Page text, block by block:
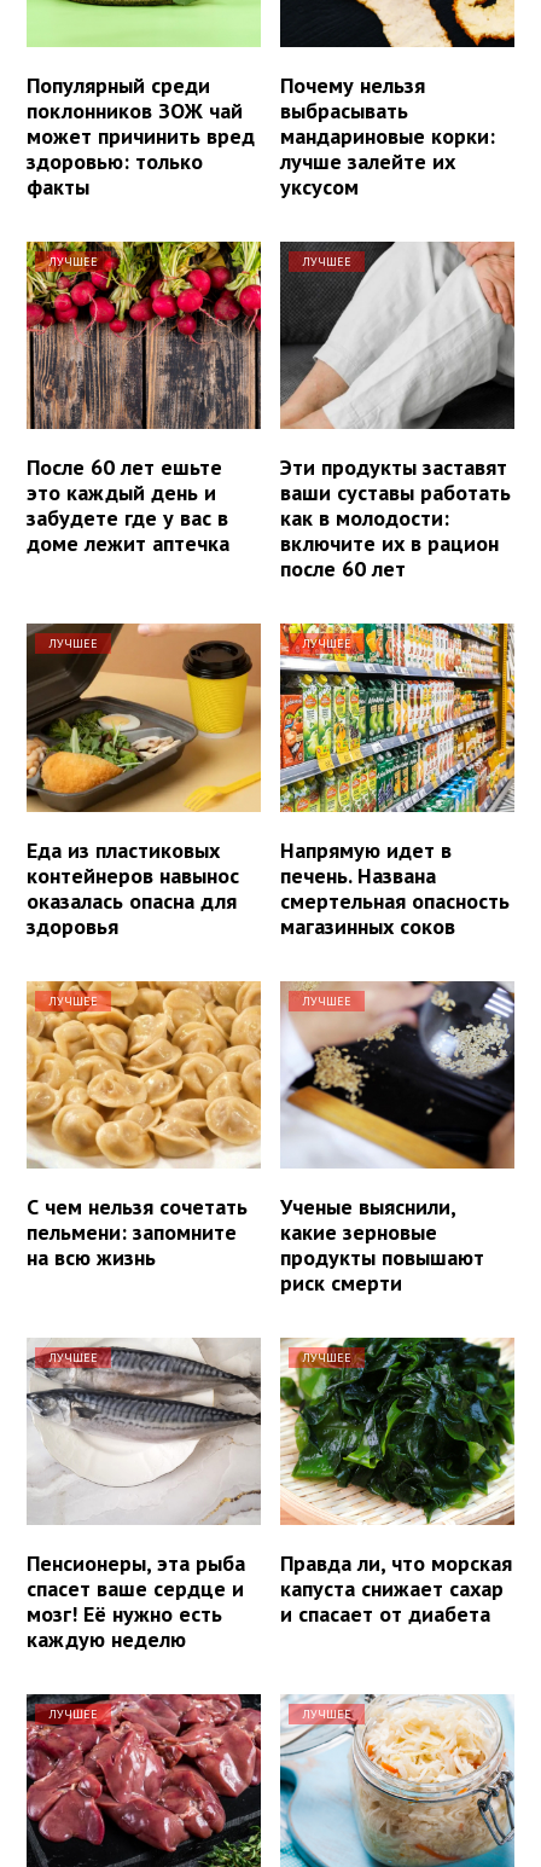
Популярный среди
поклонников ЗОЖ чай
может причинить вред
здоровью: только
факты
Почему нельзя
выбрасывать
мандариновые корки:
лучше залейте их
уксусом
ЛУЧШЕЕ
После 60 лет ешьте
это каждый день и
забудете где у вас в
доме лежит аптечка
ЛУЧШЕЕ
Эти продукты заставят
ваши суставы работать
как в молодости:
включите их в рацион
после 60 лет
ЛУЧШЕЕ
Еда из пластиковых
контейнеров навынос
оказалась опасна для
здоровья
ЛУЧШЕЕ
Напрямую идет в
печень. Названа
смертельная опасность
магазинных соков
ЛУЧШЕЕ
С чем нельзя сочетать
пельмени: запомните
на всю жизнь
ЛУЧШЕЕ
Ученые выяснили,
какие зерновые
продукты повышают
риск смерти
ЛУЧШЕЕ
Пенсионеры, эта рыба
спасет ваше сердце и
мозг! Её нужно есть
каждую неделю
ЛУЧШЕЕ
Правда ли, что морская
капуста снижает сахар
и спасает от диабета
ЛУЧШЕЕ ЛУЧШЕЕ